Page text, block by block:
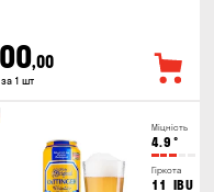
,00
1 шт
Міцність
4.9 °
Гіркота
11 IBU